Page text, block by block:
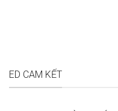
ED CAM KẾT